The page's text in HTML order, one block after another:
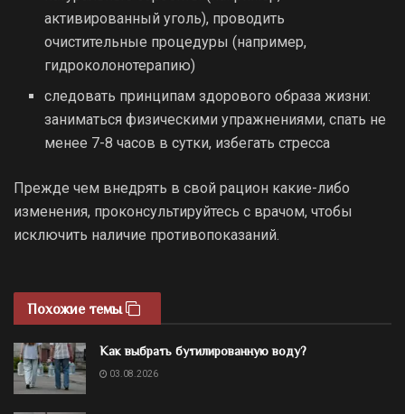
активированный уголь), проводить
очистительные процедуры (например,
гидроколонотерапию)
следовать принципам здорового образа жизни:
заниматься физическими упражнениями, спать не
менее 7-8 часов в сутки, избегать стресса
Прежде чем внедрять в свой рацион какие-либо
изменения, проконсультируйтесь с врачом, чтобы
исключить наличие противопоказаний.
Похожие темы
Как выбрать бутилированную воду?
03.08.2026